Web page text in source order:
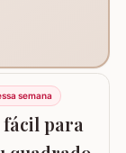
semana
fácil para